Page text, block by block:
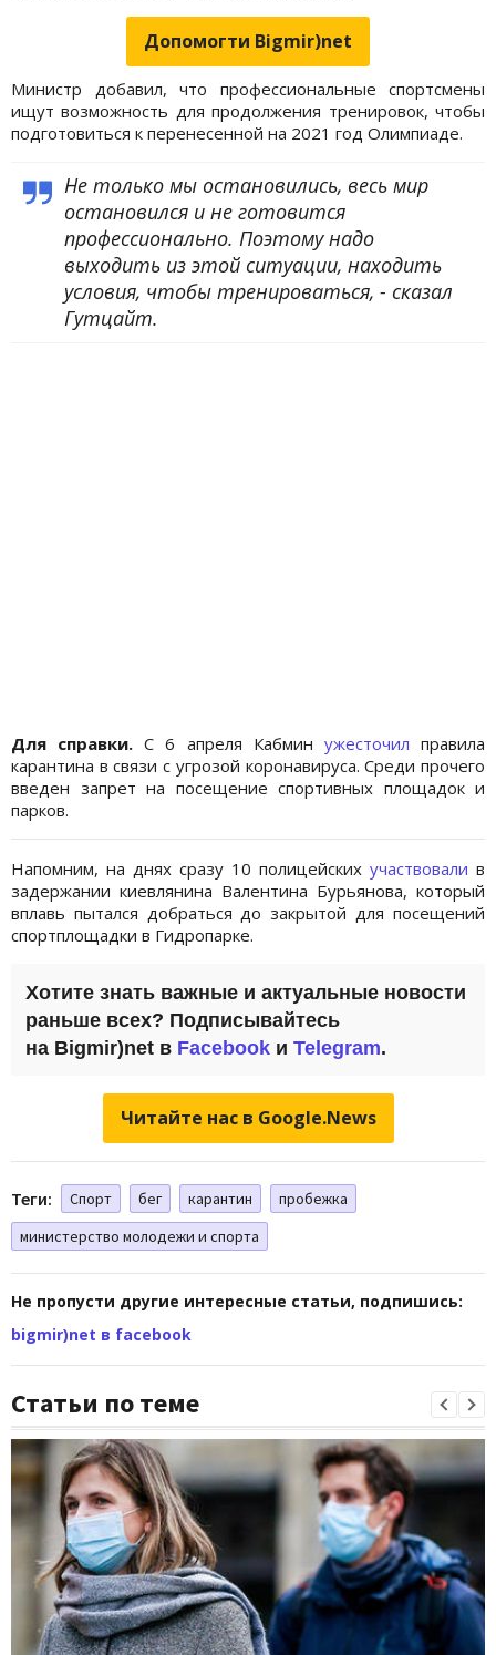
Допомогти Bigmir)net
Министр добавил, что профессиональные спортсмены
ищут возможность для продолжения тренировок, чтобы
подготовиться к перенесенной на 2021 год Олимпиаде.
Не только мы остановились, весь мир
остановился и не готовится
профессионально. Поэтому надо
выходить из этой ситуации, находить
условия, чтобы тренироваться, - сказал
Гутцайт.
Для справки. С 6 апреля Кабмин ужесточил правила
карантина в связи с угрозой коронавируса. Среди прочего
введен запрет на посещение спортивных площадок и
парков.
Напомним, на днях сразу 10 полицейских участвовали в
задержании киевлянина Валентина Бурьянова, который
вплавь пытался добраться до закрытой для посещений
спортплощадки в Гидропарке.
Хотите знать важные и актуальные новости
раньше всех? Подписывайтесь
на Bigmir)net в Facebook и Telegram.
Читайте нас в Google.News
Теги: Спорт бег карантин
пробежка
министерство молодежи и спорта
Не пропусти другие интересные статьи, подпишись:
bigmir)net в facebook
Статьи по теме